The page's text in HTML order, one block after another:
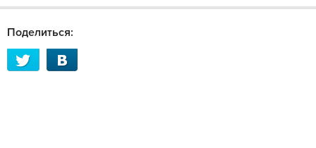
Поделиться: